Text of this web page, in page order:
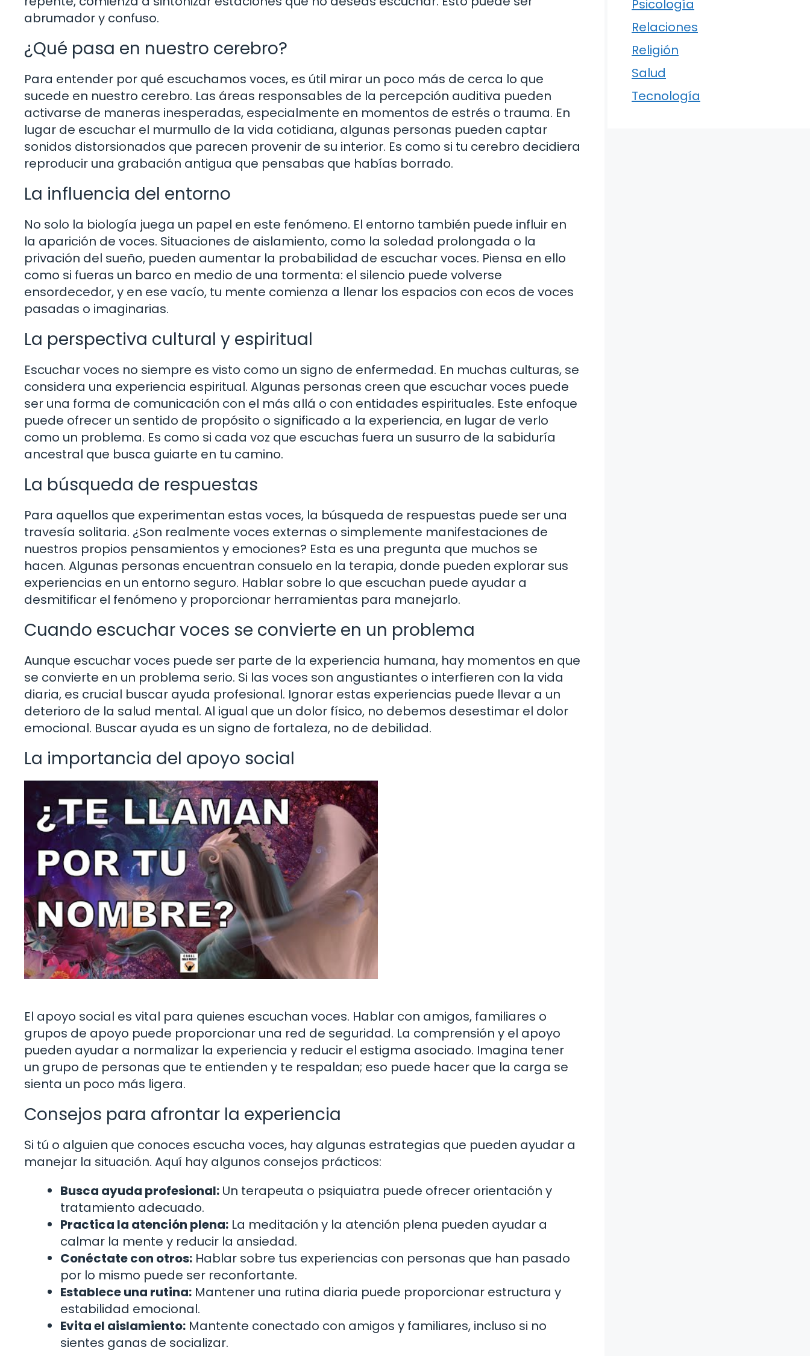
abrumador y confuso.
¿Qué pasa en nuestro cerebro?
Para entender por qué escuchamos voces, es útil mirar un poco más de cerca lo que
sucede en nuestro cerebro. Las áreas responsables de la percepción auditiva pueden
activarse de maneras inesperadas, especialmente en momentos de estrés o trauma. En
lugar de escuchar el murmullo de la vida cotidiana, algunas personas pueden captar
sonidos distorsionados que parecen provenir de su interior. Es como si tu cerebro decidiera
reproducir una grabación antigua que pensabas que habías borrado.
La influencia del entorno
No solo la biología juega un papel en este fenómeno. El entorno también puede influir en
la aparición de voces. Situaciones de aislamiento, como la soledad prolongada o la
privación del sueño, pueden aumentar la probabilidad de escuchar voces. Piensa en ello
como si fueras un barco en medio de una tormenta: el silencio puede volverse
ensordecedor, y en ese vacío, tu mente comienza a llenar los espacios con ecos de voces
pasadas o imaginarias.
La perspectiva cultural y espiritual
Escuchar voces no siempre es visto como un signo de enfermedad. En muchas culturas, se
considera una experiencia espiritual. Algunas personas creen que escuchar voces puede
ser una forma de comunicación con el más allá o con entidades espirituales. Este enfoque
puede ofrecer un sentido de propósito o significado a la experiencia, en lugar de verlo
como un problema. Es como si cada voz que escuchas fuera un susurro de la sabiduría
ancestral que busca guiarte en tu camino.
La búsqueda de respuestas
Para aquellos que experimentan estas voces, la búsqueda de respuestas puede ser una
travesía solitaria. ¿Son realmente voces externas o simplemente manifestaciones de
nuestros propios pensamientos y emociones? Esta es una pregunta que muchos se
hacen. Algunas personas encuentran consuelo en la terapia, donde pueden explorar sus
experiencias en un entorno seguro. Hablar sobre lo que escuchan puede ayudar a
desmitificar el fenómeno y proporcionar herramientas para manejarlo.
Cuando escuchar voces se convierte en un problema
Aunque escuchar voces puede ser parte de la experiencia humana, hay momentos en que
se convierte en un problema serio. Si las voces son angustiantes o interfieren con la vida
diaria, es crucial buscar ayuda profesional. Ignorar estas experiencias puede llevar a un
deterioro de la salud mental. Al igual que un dolor físico, no debemos desestimar el dolor
emocional. Buscar ayuda es un signo de fortaleza, no de debilidad.
La importancia del apoyo social
El apoyo social es vital para quienes escuchan voces. Hablar con amigos, familiares o
grupos de apoyo puede proporcionar una red de seguridad. La comprensión y el apoyo
pueden ayudar a normalizar la experiencia y reducir el estigma asociado. Imagina tener
un grupo de personas que te entienden y te respaldan; eso puede hacer que la carga se
sienta un poco más ligera.
Consejos para afrontar la experiencia
Si tú o alguien que conoces escucha voces, hay algunas estrategias que pueden ayudar a
manejar la situación. Aquí hay algunos consejos prácticos:
Busca ayuda profesional: Un terapeuta o psiquiatra puede ofrecer orientación y
tratamiento adecuado.
Practica la atención plena: La meditación y la atención plena pueden ayudar a
calmar la mente y reducir la ansiedad.
Conéctate con otros: Hablar sobre tus experiencias con personas que han pasado
por lo mismo puede ser reconfortante.
Establece una rutina: Mantener una rutina diaria puede proporcionar estructura y
estabilidad emocional.
Evita el aislamiento: Mantente conectado con amigos y familiares, incluso si no
sientes ganas de socializar.
Psicología
Relaciones
Religión
Salud
Tecnología